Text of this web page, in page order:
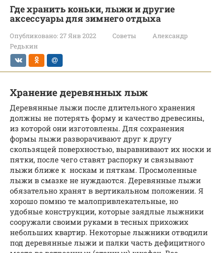
Где хранить коньки, лыжи и другие
аксессуары для зимнего отдыха
Опубликовано: 27 Янв 2022 Советы
Александр
Редькин
Хранение деревянных лыж
Деревянные лыжи после длительного хранения
должны не потерять форму и качество древесины,
из которой они изготовлены. Для сохранения
формы лыжи разворачивают друг к другу
скользящей поверхностью, выравнивают их носки и
пятки, после чего ставят распорку и связывают
лыжи ближе к носкам и пяткам. Просмоленные
лыжи в смазке не нуждаются. Деревянные лыжи
обязательно хранят в вертикальном положении. Я
хорошо помню те малопривлекательные, но
удобные конструкции, которые заядлые лыжники
сооружали своими руками в тесных прихожих
небольших квартир. Некоторые лыжники отводили
под деревянные лыжи и палки часть дефицитного